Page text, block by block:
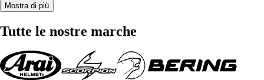
Mostra di più
Tutte le nostre marche